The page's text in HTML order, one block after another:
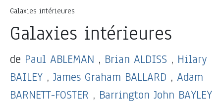
Galaxies intérieures
Galaxies intérieures
de Paul ABLEMAN , Brian ALDISS , Hilary
BAILEY , James Graham BALLARD , Adam
BARNETT-FOSTER , Barrington John BAYLEY